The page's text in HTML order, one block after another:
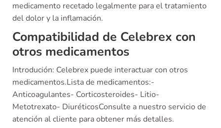
medicamento recetado legalmente para el tratamiento
del dolor y la inflamación.
Compatibilidad de Celebrex con
otros medicamentos
Introdución: Celebrex puede interactuar con otros
medicamentos.Lista de medicamentos:-
Anticoagulantes- Corticosteroides- Litio-
Metotrexato- DiuréticosConsulte a nuestro servicio de
atención al cliente para obtener más detalles.